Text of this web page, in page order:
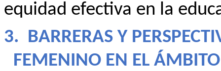
equidad efectiva en la
3. BARRERAS Y
FEMENINO EN EL